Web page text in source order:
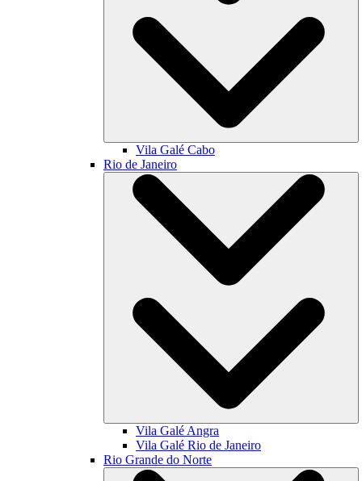
Vila Galé Cabo
Rio de Janeiro
Vila Galé Angra
Vila Galé Rio de Janeiro
Rio Grande do Norte